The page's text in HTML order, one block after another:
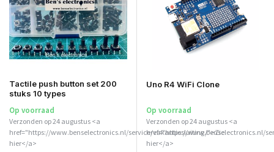
Tactile push button set 200
stuks 10 types
Op voorraad
Verzonden op 24 augustus <a
href="https://www.benselectronics.nl/service/vakantiesluiting/">Zie
hier</a>
Uno R4 WiFi Clone
Op voorraad
Verzonden op 24 augustus <a
href="https://www.benselectronics.nl/
hier</a>